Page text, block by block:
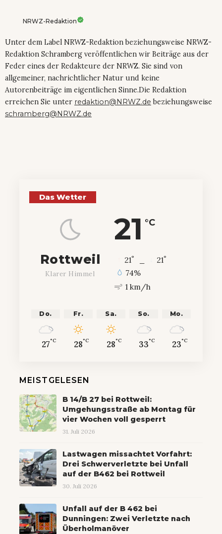
NRWZ-Redaktion
Unter dem Label NRWZ-Redaktion beziehungsweise NRWZ-
Redaktion Schramberg veröffentlichen wir Beiträge aus der
Feder eines der Redakteure der NRWZ. Sie sind von
allgemeiner, nachrichtlicher Natur und keine
Autorenbeiträge im eigentlichen Sinne.Die Redaktion
erreichen Sie unter redaktion@NRWZ.de beziehungsweise
schramberg@NRWZ.de
Das Wetter
21 °C
Rottweil
Klarer Himmel
21° 21°
74%
1 km/h
Do.
27°C
Fr.
28°C
Sa.
28°C
So.
33°C
Mo.
23°C
MEISTGELESEN
B 14/B 27 bei Rottweil:
Umgehungsstraße ab Montag für
vier Wochen voll gesperrt
31. Juli 2026
Lastwagen missachtet Vorfahrt:
Drei Schwerverletzte bei Unfall
auf der B462 bei Rottweil
30. Juli 2026
Unfall auf der B 462 bei
Dunningen: Zwei Verletzte nach
Überholmanöver